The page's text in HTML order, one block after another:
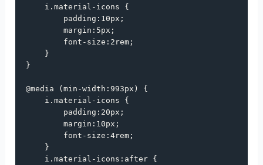
i .material-icons {
padding : 10px ;
margin : 5px ;
font-size : 2rem ;
    }
}
@media (min-width :993px ) {
i .material-icons {
padding : 20px ;
margin : 10px ;
font-size :4rem ;
    }
i .material-icons : after {